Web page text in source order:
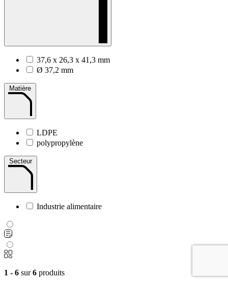
37,6 x 26,3 x 41,3 mm
Ø 37,2 mm
Matière
LDPE
polypropylène
Secteur
Industrie alimentaire
1 - 6 sur6 produits